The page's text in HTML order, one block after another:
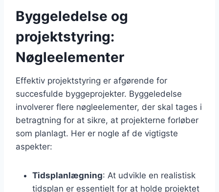
Byggeledelse og
projektstyring:
Nøgleelementer
Effektiv projektstyring er afgørende for
succesfulde byggeprojekter. Byggeledelse
involverer flere nøgleelementer, der skal tages i
betragtning for at sikre, at projekterne forløber
som planlagt. Her er nogle af de vigtigste
aspekter:
Tidsplanlægning: At udvikle en realistisk
tidsplan er essentielt for at holde projektet